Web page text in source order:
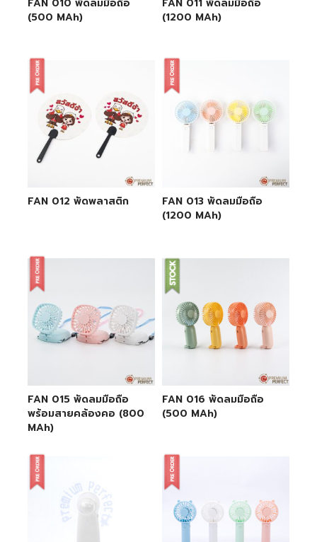
FAN 010 พัดลมมือถือ
(500 MAh)
FAN 011 พัดลมมือถือ
(1200 MAh)
FAN 012 พัดพลาสติก
FAN 013 พัดลมมือถือ
(1200 MAh)
FAN 015 พัดลมมือถือ
พร้อมสายคล้องคอ (800
MAh)
FAN 016 พัดลมมือถือ
(500 MAh)